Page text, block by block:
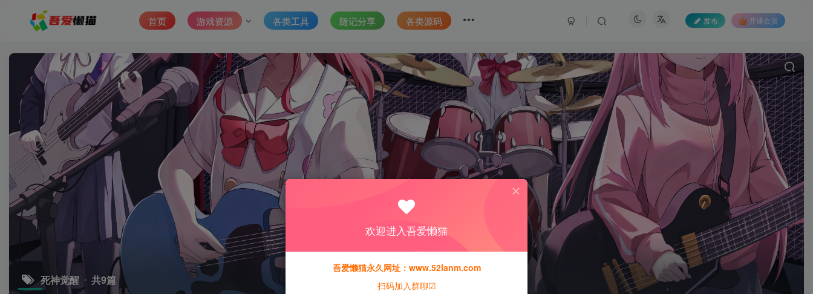
首页 游戏资源 各类工具 随记分享 各类源码 发布 开通会员
死神觉醒 共9篇
欢迎进入吾爱懒猫
吾爱懒猫永久网址：www.52lanm.com
扫码加入群聊☑